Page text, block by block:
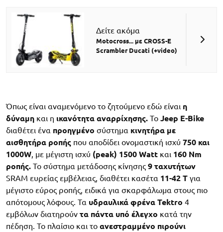
Δείτε ακόμα
Motocross... με CROSS-E
Scrambler Ducati (+video)
Όπως είναι αναμενόμενο το ζητούμενο εδώ είναι η
δύναμη και η ικανότητα αναρρίχησης. Το Jeep E-Bike
διαθέτει ένα προηγμένο σύστημα κινητήρα με
αισθητήρα ροπής που αποδίδει ονομαστική ισχύ 750 και
1000W , με μέγιστη ισχύ (peak) 1500 Watt και 160 Nm
ροπής. Το σύστημα μετάδοσης κίνησης 9 ταχυτήτων
SRAM ευρείας εμβέλειας, διαθέτει κασέτα 11-42 Τ για
μέγιστο εύρος ροπής, ειδικά για σκαρφάλωμα στους πιο
απότομους λόφους. Τα υδραυλικά φρένα Tektro 4
εμβόλων διατηρούν τα πάντα υπό έλεγχο κατά την
πέδηση. Το πλαίσιο και το ανεστραμμένο πιρούνι